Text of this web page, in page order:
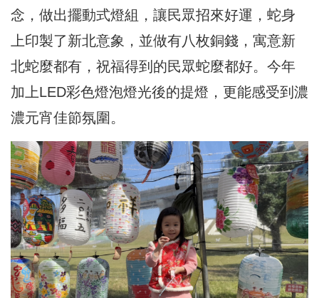
念，做出擺動式燈組，讓民眾招來好運，蛇身
上印製了新北意象，並做有八枚銅錢，寓意新
北蛇麼都有，祝福得到的民眾蛇麼都好。今年
加上LED彩色燈泡燈光後的提燈，更能感受到濃
濃元宵佳節氛圍。